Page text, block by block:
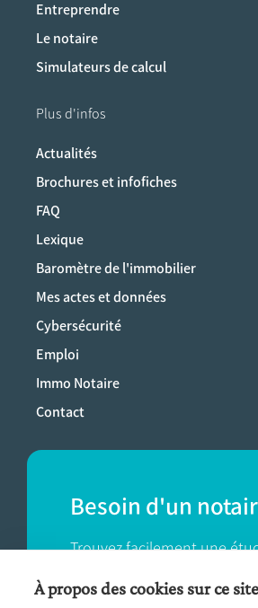
Entreprendre
Le notaire
Simulateurs de calcul
Plus d'infos
Actualités
Brochures et infofiches
FAQ
Lexique
Baromètre de l'immobilier
Mes actes et données
Cybersécurité
Emploi
Immo Notaire
Contact
Besoin d'un
Trouvez facilement une
près de chez vous.
À propos des cookies sur ce site